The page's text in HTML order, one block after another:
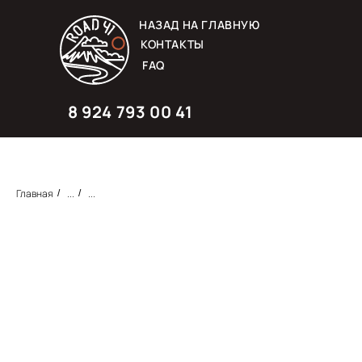
КОНТАКТЫ
FAQ
НАЗАД НА ГЛАВНУЮ
8 924 793 00 41
Главная / ... / ...